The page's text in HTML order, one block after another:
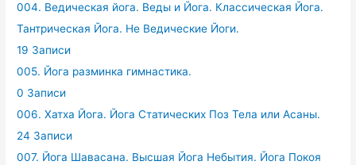
004. Ведическая йога. Веды и Йога. Классическая Йога.
Тантрическая Йога. Не Ведические Йоги.
19 Записи
005. Йога разминка гимнастика.
0 Записи
006. Хатха Йога. Йога Статических Поз Тела или Асаны.
24 Записи
007. Йога Шавасана. Высшая Йога Небытия. Йога Покоя